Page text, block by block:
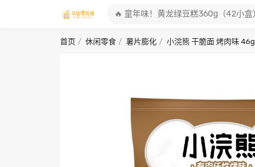
首页 休闲零食 薯片膨化 小浣熊 干脆面 烤肉味 46g